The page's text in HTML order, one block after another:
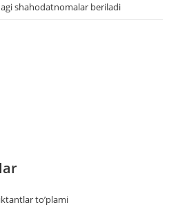
shahodatnomalar beriladi
to’plami